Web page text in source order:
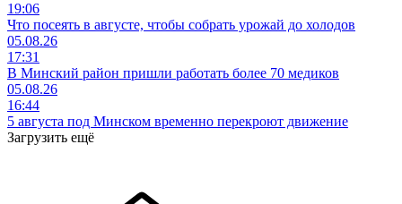
19:06
Что посеять в августе, чтобы собрать урожай до холодов
05.08.26
17:31
В Минский район пришли работать более 70 медиков
05.08.26
16:44
5 августа под Минском временно перекроют движение
Загрузить ещё